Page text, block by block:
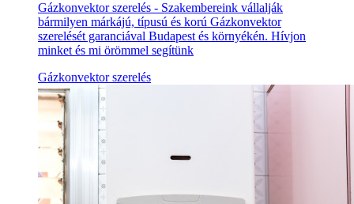
Gázkonvektor szerelés - Szakembereink vállalják
bármilyen márkájú, típusú és korú Gázkonvektor
szerelését garanciával Budapest és környékén. Hívjon
minket és mi örömmel segítünk
Gázkonvektor szerelés